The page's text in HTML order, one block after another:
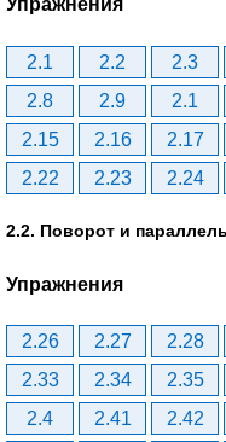
Упражнения
2.1 2.2 2.3
2.8
2.9 2.1
2.15
2.16 2.17
2.22
2.23 2.24
2.2. Поворот и
Упражнения
2.26 2.27 2.28
2.33
2.34 2.35
2.4
2.41 2.42